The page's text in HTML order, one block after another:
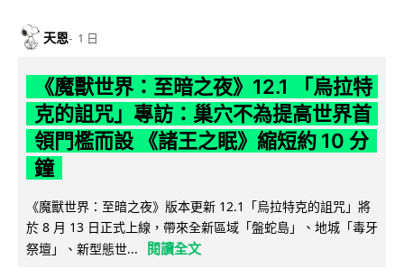
天恩 1 日
《魔獸世界：至暗之夜》12.1 「烏拉特
克的詛咒」專訪：巢穴不為提高世界首
領門檻而設 《諸王之眠》縮短約 10 分
鐘
《魔獸世界：至暗之夜》版本更新 12.1「烏拉特克的詛咒」將
於 8 月 13 日正式上線，帶來全新區域「盤蛇島」、地城「毒牙
祭壇」、新型態世...
閱讀全文